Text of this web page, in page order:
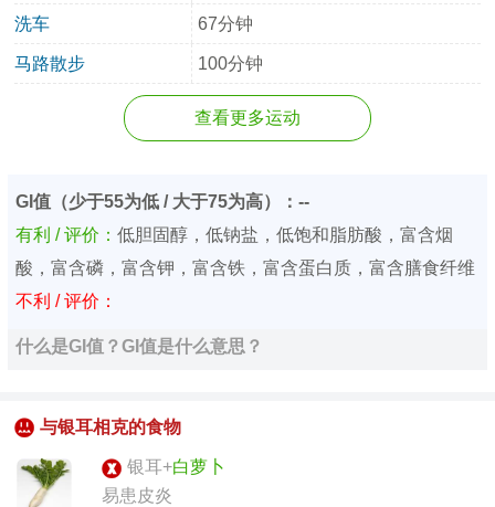
洗车 67分钟
马路散步 100分钟
查看更多运动
GI值（少于55为低 / 大于75为高）：--
有利 / 评价： 低胆固醇，低钠盐，低饱和脂肪酸，富含烟
酸，富含磷，富含钾，富含铁，富含蛋白质，富含膳食纤维
不利 / 评价：
什么是GI值？GI值是什么意思？
与银耳相克的食物
银耳+白萝卜
易患皮炎